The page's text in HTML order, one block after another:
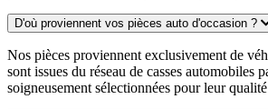
D'où proviennent vos pièces auto d'occasion ?
Nos pièces proviennent exclusivement de
sont issues du réseau de casses automobiles
soigneusement sélectionnées pour leur